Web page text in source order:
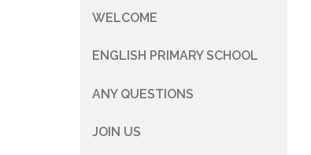
Navigazione
principale
WELCOME
ENGLISH PRIMARY SCHOOL
ANY QUESTIONS
JOIN US